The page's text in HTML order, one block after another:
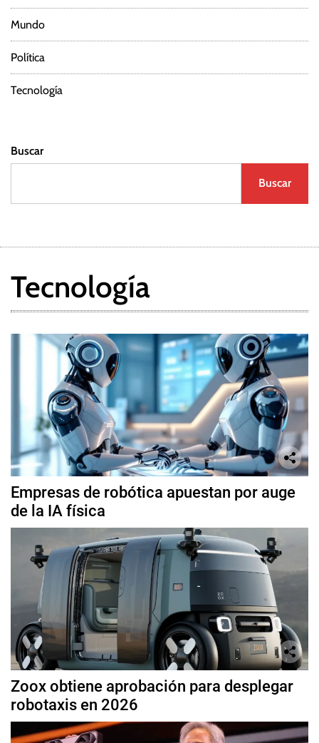
Mundo
Política
Tecnología
Buscar
Buscar
Tecnología
Empresas de robótica apuestan por auge
de la IA física
Zoox obtiene aprobación para desplegar
robotaxis en 2026